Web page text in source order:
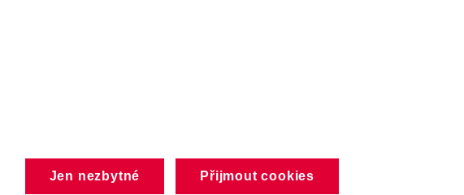
Jen nezbytné Přijmout cookies